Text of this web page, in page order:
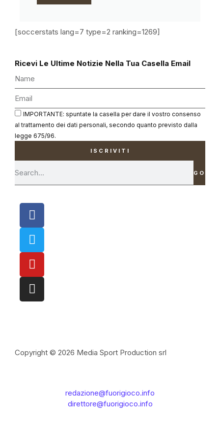
[soccerstats lang=7 type=2 ranking=1269]
Ricevi Le Ultime Notizie Nella Tua Casella Email
IMPORTANTE: spuntate la casella per dare il vostro consenso
al trattamento dei dati personali, secondo quanto previsto dalla
legge 675/96.
ISCRIVITI
GO
Copyright © 2026 Media Sport Production srl
redazione@fuorigioco.info
direttore@fuorigioco.info